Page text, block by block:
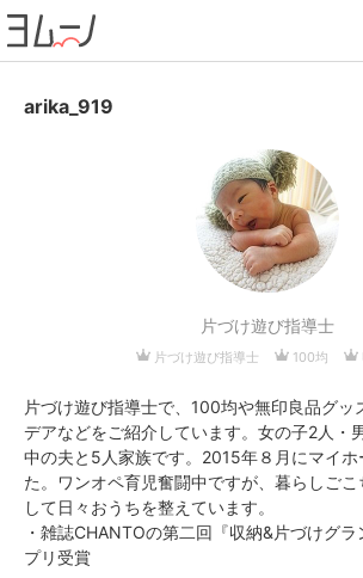
arika_919
片づけ遊び指導士
片づけ遊び指導士 100均
片づけ遊び指導士で、100均や無印良品グッ
デアなどをご紹介しています。女の子2人・
中の夫と5人家族です。2015年８月にマイホ
た。ワンオペ育児奮闘中ですが、暮らしご
して日々おうちを整えています。
・雑誌CHANTOの第二回『収納&片づけグ
プリ受賞